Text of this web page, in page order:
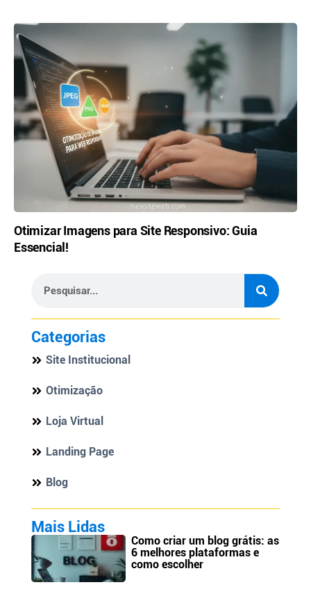
Otimizar Imagens para Site Responsivo: Guia
Essencial!
Categorias
Site Institucional
Otimização
Loja Virtual
Landing Page
Blog
Mais Lidas
Como criar um blog grátis: as
6 melhores plataformas e
como escolher